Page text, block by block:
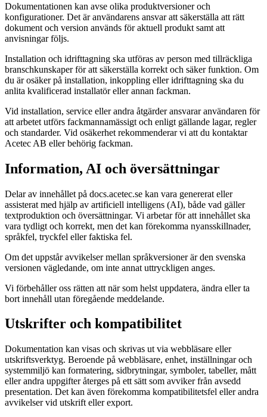
Dokumentationen kan avse olika produktversioner och
konfigurationer. Det är användarens ansvar att säkerställa att rätt
dokument och version används för aktuell produkt samt att
anvisningar följs.
Installation och idrifttagning ska utföras av person med tillräckliga
branschkunskaper för att säkerställa korrekt och säker funktion. Om
du är osäker på installation, inkoppling eller idrifttagning ska du
anlita kvalificerad installatör eller annan fackman.
Vid installation, service eller andra åtgärder ansvarar användaren för
att arbetet utförs fackmannamässigt och enligt gällande lagar, regler
och standarder. Vid osäkerhet rekommenderar vi att du kontaktar
Acetec AB eller behörig fackman.
Information, AI och översättningar
Delar av innehållet på docs.acetec.se kan vara genererat eller
assisterat med hjälp av artificiell intelligens (AI), både vad gäller
textproduktion och översättningar. Vi arbetar för att innehållet ska
vara tydligt och korrekt, men det kan förekomma nyansskillnader,
språkfel, tryckfel eller faktiska fel.
Om det uppstår avvikelser mellan språkversioner är den svenska
versionen vägledande, om inte annat uttryckligen anges.
Vi förbehåller oss rätten att när som helst uppdatera, ändra eller ta
bort innehåll utan föregående meddelande.
Utskrifter och kompatibilitet
Dokumentation kan visas och skrivas ut via webbläsare eller
utskriftsverktyg. Beroende på webbläsare, enhet, inställningar och
systemmiljö kan formatering, sidbrytningar, symboler, tabeller, mått
eller andra uppgifter återges på ett sätt som avviker från avsedd
presentation. Det kan även förekomma kompatibilitetsfel eller andra
avvikelser vid utskrift eller export.